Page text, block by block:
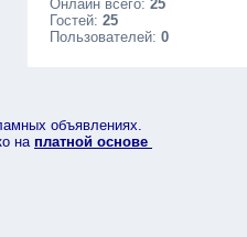
Онлайн всего:25
Гостей:25
Пользователей:0
объявлениях.
на платной основе